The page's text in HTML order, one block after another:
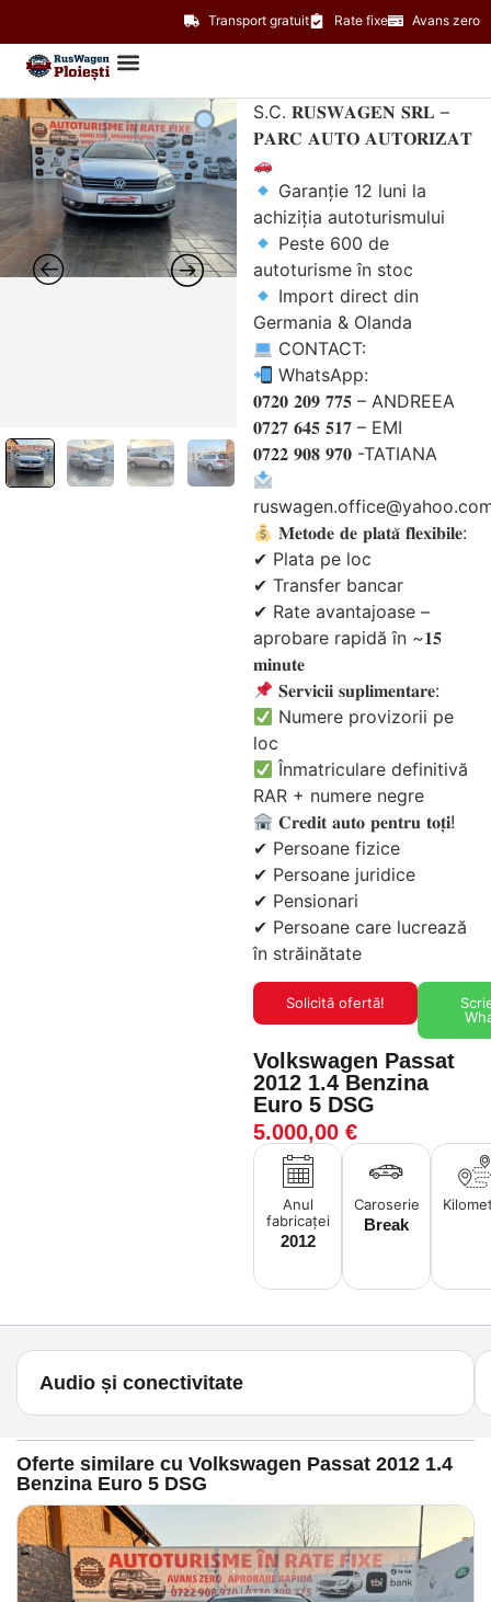
Transport gratuit Rate fixe Avans zero
Volkswagen Passat
2012 1.4 Benzina
Euro 5 DSG
5.000,00€
S.C. 𝐑𝐔𝐒𝐖𝐀𝐆𝐄𝐍 𝐒𝐑𝐋 –
𝐏𝐀𝐑𝐂 𝐀𝐔𝐓𝐎 𝐀𝐔𝐓𝐎𝐑𝐈𝐙𝐀𝐓
Garanție 12 luni la
achiziția autoturismului
Peste 600 de
autoturisme în stoc
Import direct din
Germania & Olanda
CONTACT:
WhatsApp:
𝟎𝟕𝟐𝟎 𝟐𝟎𝟗 𝟕𝟕𝟓 – ANDREEA
𝟎𝟕𝟐𝟕 𝟔𝟒𝟓 𝟓𝟏𝟕 – EMI
𝟎𝟕𝟐𝟐 𝟗𝟎𝟖 𝟗𝟕𝟎 -TATIANA
𝐌𝐞𝐭𝐨𝐝𝐞 𝐝𝐞 𝐩𝐥𝐚𝐭𝐚̆ 𝐟𝐥𝐞𝐱𝐢𝐛𝐢𝐥𝐞:
✔ Plata pe loc
✔ Transfer bancar
✔ Rate avantajoase –
aprobare rapidă în ~𝟏𝟓
𝐦𝐢𝐧𝐮𝐭𝐞
𝐒𝐞𝐫𝐯𝐢𝐜𝐢𝐢 𝐬𝐮𝐩𝐥𝐢𝐦𝐞𝐧𝐭𝐚𝐫𝐞:
Numere provizorii pe
loc
Înmatriculare definitivă
RAR + numere negre
𝐂𝐫𝐞𝐝𝐢𝐭 𝐚𝐮𝐭𝐨 𝐩𝐞𝐧𝐭𝐫𝐮 𝐭𝐨𝐭̦𝐢!
✔ Persoane fizice
✔ Persoane juridice
✔ Pensionari
✔ Persoane care lucrează
în străinătate
Solicită ofertă!
Anul
fabricaței
2012
Caroserie
Break
Audio și conectivitate
Oferte similare cu Volkswagen Passat 2012 1.4
Benzina Euro 5 DSG